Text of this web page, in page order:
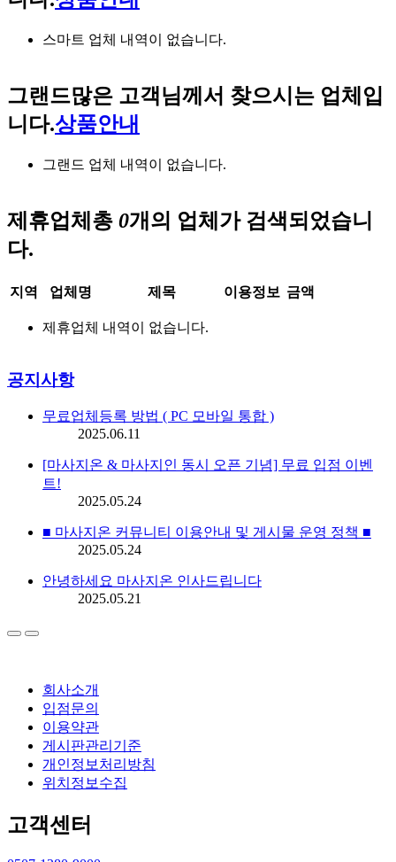
스마트 업체 내역이 없습니다.
그랜드많은 고객님께서 찾으시는 업체입
니다.상품안내
그랜드 업체 내역이 없습니다.
제휴업체 총 0개의 업체가 검색되었습니
다.
지역 업체명 제목 이용정보 금액
제휴업체 내역이 없습니다.
공지사항
무료업체등록 방법 ( PC 모바일 통합 )
2025.06.11
[마사지온 & 마사지인 동시 오픈 기념] 무료 입점 이벤
트!
2025.05.24
■ 마사지온 커뮤니티 이용안내 및 게시물 운영 정책 ■
2025.05.24
안녕하세요 마사지온 인사드립니다
2025.05.21
회사소개
입점문의
이용약관
게시판관리기준
개인정보처리방침
위치정보수집
고객센터